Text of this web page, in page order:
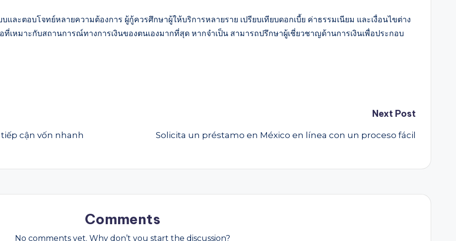
ละตอบโจทย์หลายความต้องการ ผู้กู้ควรศึกษาผู้ให้บริการหลายราย เปรียบเทียบดอกเบี้ย ค่าธรรมเนียม และเงื่อนไขต่าง
เหมาะกับสถานการณ์ทางการเงินของตนเองมากที่สุด หากจำเป็น สามารถปรึกษาผู้เชี่ยวชาญด้านการเงินเพื่อประกอบ
cận vốn nhanh
Next Post
Solicita un préstamo en México en línea con un proceso fácil
Comments
No comments yet. Why don’t you start the discussion?